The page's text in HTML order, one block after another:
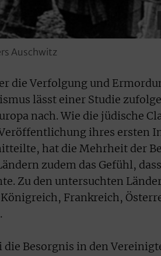
Auschwitz
die Verfolgung und
lässt einer Studie
nach. Wie die jüdische
ihres ersten
hat die Mehrheit der
zudem das Gefühl,
Zu den untersuchten
Frankreich,
die Besorgnis in den